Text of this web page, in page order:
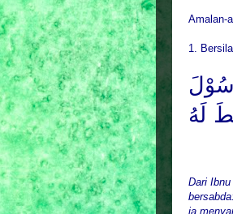
Amalan-
1.
لَهُ
Dari
ia